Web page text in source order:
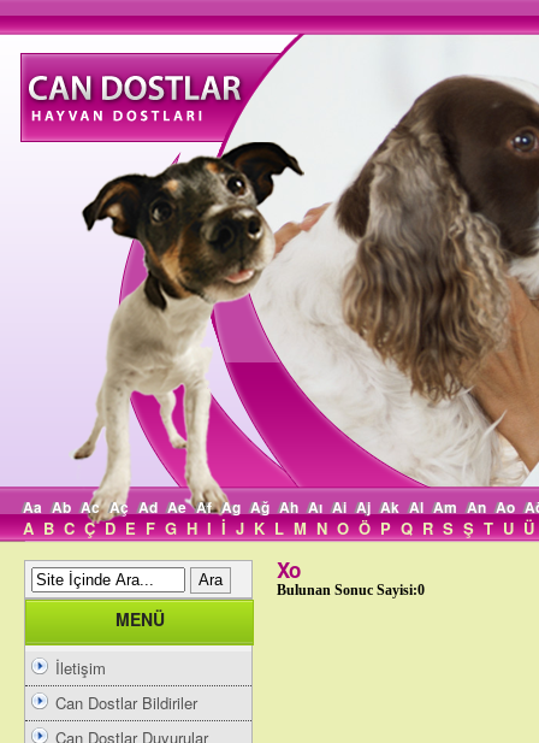
Aa Ab Ac Aç Ad Ae Af Ag Ağ Ah Aı Ai Aj Ak Al Am An Ao
A B C Ç D E F G H I İ J K L M N O Ö P Q R S Ş T U Ü
MENÜ
İletişim
Can Dostlar Bildiriler
Can Dostlar Duyurular
Xo
Bulunan Sonuc Sayisi:0